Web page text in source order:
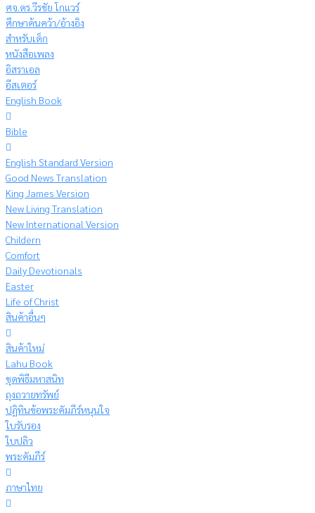
ศจ.ดร.วีรชัย โกแวร์
ศึกษาค้นคว้า/อ้างอิง
สำหรับเด็ก
หนังสือเพลง
อิสราเอล
อีสเตอร์
English Book
Bible
English Standard Version
Good News Translation
King James Version
New Living Translation
New International Version
Childern
Comfort
Daily Devotionals
Easter
Life of Christ
สินค้าอื่นๆ
สินค้าใหม่
Lahu Book
ชุดพิธีมหาสนิท
ถุงถวายทรัพย์
ปฏิทินข้อพระคัมภีร์หนุนใจ
ใบรับรอง
ใบปลิว
พระคัมภีร์
ภาษาไทย